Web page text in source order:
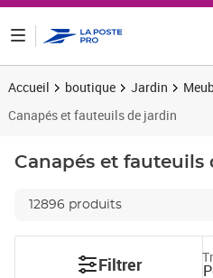
Accueil boutique Jardin
Canapés et fauteuils de jardin
Canapés et fauteuils
12896 produits
Filtrer